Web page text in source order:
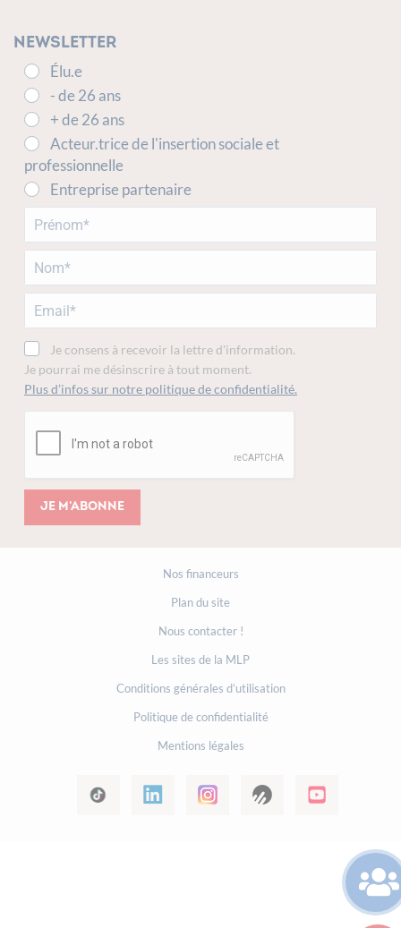
Newsletter
Élu.e
- de 26 ans
+ de 26 ans
Acteur.trice de l'insertion sociale et
professionnelle
Entreprise partenaire
Je consens à recevoir la lettre d'information.
Je pourrai me désinscrire à tout moment.
Plus d’infos sur notre politique de confidentialité.
Je m'abonne
Nos financeurs
Plan du site
Nous contacter !
Les sites de la MLP
Conditions générales d’utilisation
Politique de confidentialité
Mentions légales